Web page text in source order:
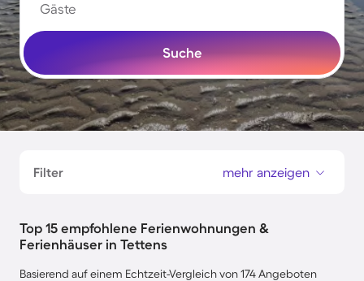
Gäste
Suche
Filter mehr anzeigen
Top 15 empfohlene Ferienwohnungen &
Ferienhäuser in Tettens
Basierend auf einem Echtzeit-Vergleich von 174 Angeboten